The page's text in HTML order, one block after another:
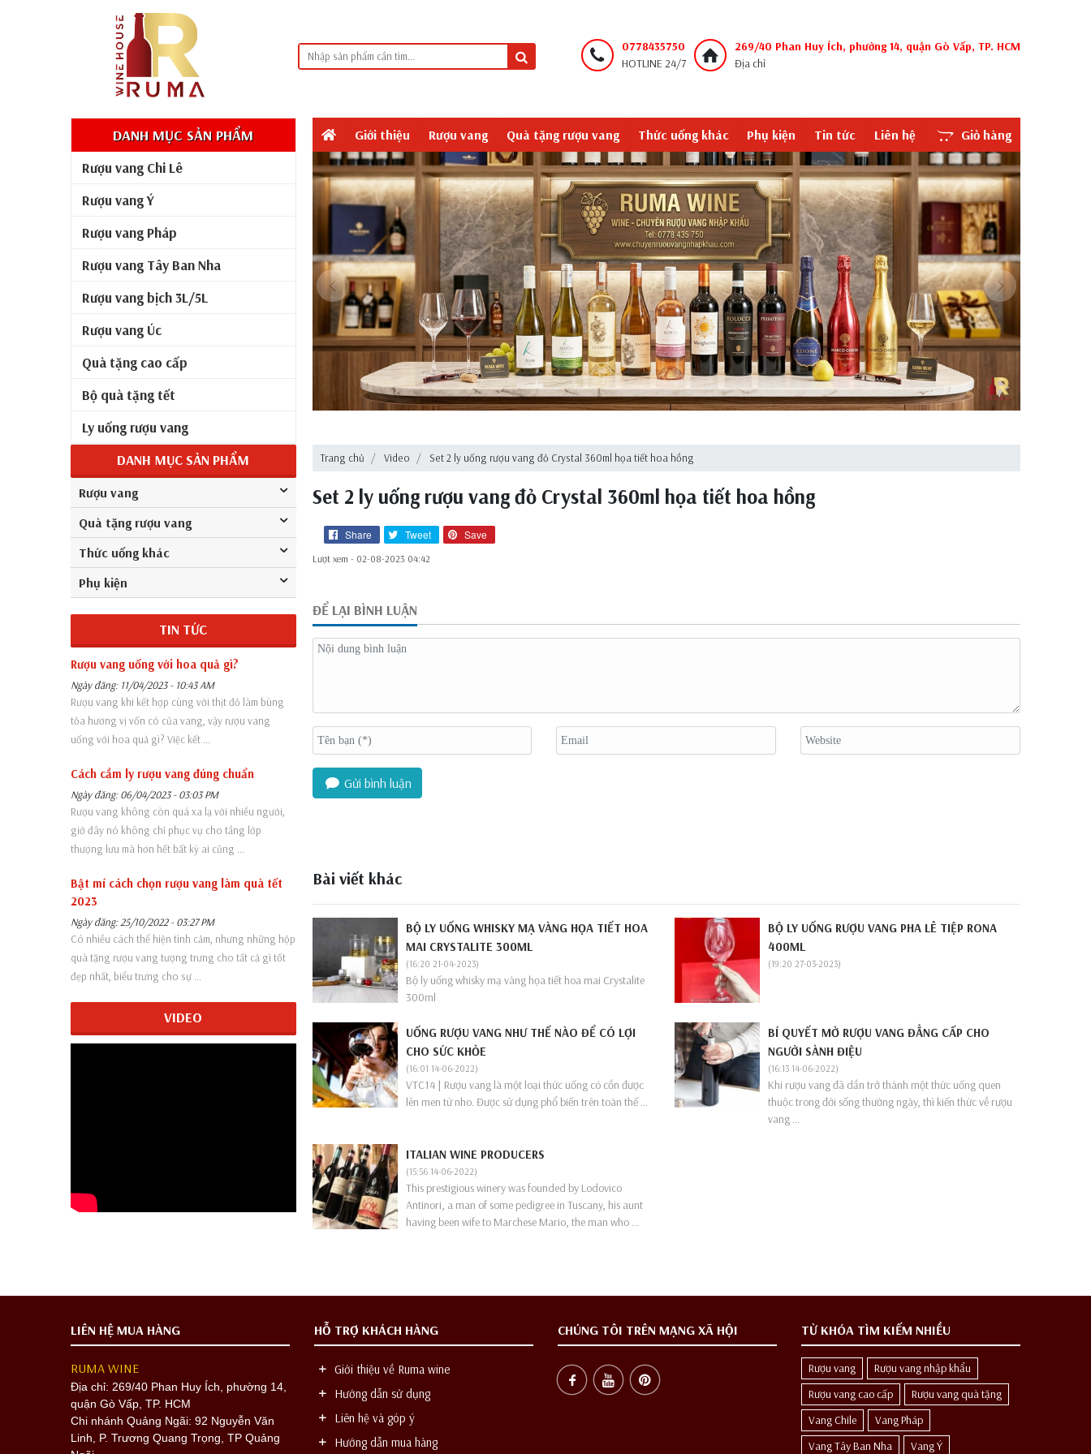
0778435750
HOTLINE 24/7
269/40 Phan Huy Ích, phường 14, quận Gò Vấp, TP. HCM
Địa chỉ
DANH MỤC SẢN PHẨM
Rượu vang Chi Lê
Rượu vang Ý
Rượu vang Pháp
Rượu vang Tây Ban Nha
Rượu vang bịch 3L/5L
Rượu vang Úc
Quà tặng cao cấp
Bộ quà tặng tết
Ly uống rượu vang
Giới thiệu Rượu vang Quà tặng rượu vang Thức uống khác Phụ kiện Tin tức Liên hệ Giỏ hàng
Trang chủ Video Set 2 ly uống rượu vang đỏ Crystal 360ml họa tiết hoa hồng
Set 2 ly uống rượu vang đỏ Crystal 360ml họa tiết hoa hồng
Share Tweet Save
Lượt xem - 02-08-2023 04:42
ĐỂ LẠI BÌNH LUẬN
Gửi bình luận
Bài viết khác
BỘ LY UỐNG WHISKY MẠ VÀNG HỌA TIẾT HOA
MAI CRYSTALITE 300ML
(16:20 21-04-2023)
Bộ ly uống whisky mạ vàng họa tiết hoa mai Crystalite
300ml
BỘ LY UỐNG RƯỢU VANG PHA LÊ TIỆP RONA
400ML
(19:20 27-03-2023)
UỐNG RƯỢU VANG NHƯ THẾ NÀO ĐỂ CÓ LỢI
CHO SỨC KHỎE
(16:01 14-06-2022)
VTC14 | Rượu vang là một loại thức uống có cồn được
lên men từ nho. Được sử dụng phổ biến trên toàn thế ...
BÍ QUYẾT MỞ RƯỢU VANG ĐẲNG CẤP CHO
NGƯỜI SÀNH ĐIỆU
(16:13 14-06-2022)
Khi rượu vang đã dần trở thành một thức uống quen
thuộc trong đời sống thường ngày, thì kiến thức về rượu
vang ...
ITALIAN WINE PRODUCERS
(15:56 14-06-2022)
This prestigious winery was founded by Lodovico
Antinori, a man of some pedigree in Tuscany, his aunt
having been wife to Marchese Mario, the man who ...
DANH MỤC SẢN PHẨM
Rượu vang
Quà tặng rượu vang
Thức uống khác
Phụ kiện
TIN TỨC
Rượu vang uống với hoa quả gì?
Ngày đăng: 11/04/2023 - 10:43 AM
Rượu vang khi kết hợp cùng với thịt đỏ làm bùng
tỏa hương vị vốn có của vang, vậy rượu vang
uống với hoa quả gì? Việc kết ...
Cách cầm ly rượu vang đúng chuẩn
Ngày đăng: 06/04/2023 - 03:03 PM
Rượu vang không còn quá xa lạ với nhiều người,
giờ đây nó không chỉ phục vụ cho tầng lớp
thượng lưu mà hơn hết bất kỳ ai cũng ...
Bật mí cách chọn rượu vang làm quà tết
2023
Ngày đăng: 25/10/2022 - 03:27 PM
Có nhiều cách thể hiện tình cảm, nhưng những hộp
quà tặng rượu vang tượng trưng cho tất cả gì tốt
đẹp nhất, biểu trưng cho sự ...
VIDEO
LIÊN HỆ MUA HÀNG
RUMA WINE
Địa chỉ: 269/40 Phan Huy Ích, phường 14,
quận Gò Vấp, TP. HCM
Chi nhánh Quảng Ngãi: 92 Nguyễn Văn
Linh, P. Trương Quang Trọng, TP Quảng
HỖ TRỢ KHÁCH HÀNG
Giới thiệu về Ruma wine
Hướng dẫn sử dụng
Liên hệ và góp ý
Hướng dẫn mua hàng
CHÚNG TÔI TRÊN MẠNG XÃ HỘI TỪ KHÓA TÌM KIẾM NHIỀU
Rượu vang
Rượu vang nhập khẩu
Rượu vang cao cấp
Rượu vang quà tặng
Vang Chile
Vang Pháp
Vang Tây Ban Nha
Vang Ý